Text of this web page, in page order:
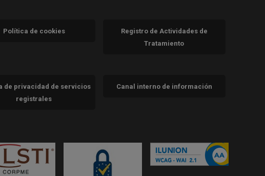
nueva)
Política de cookies
Registro de Actividades de
Tratamiento
de privacidad de servicios
registrales
Canal interno de información